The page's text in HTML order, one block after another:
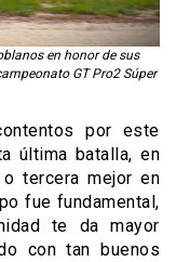
en honor de sus
GT Pro2 Súper
por este
última batalla, en
tercera mejor en
fue fundamental,
te da mayor
con tan buenos